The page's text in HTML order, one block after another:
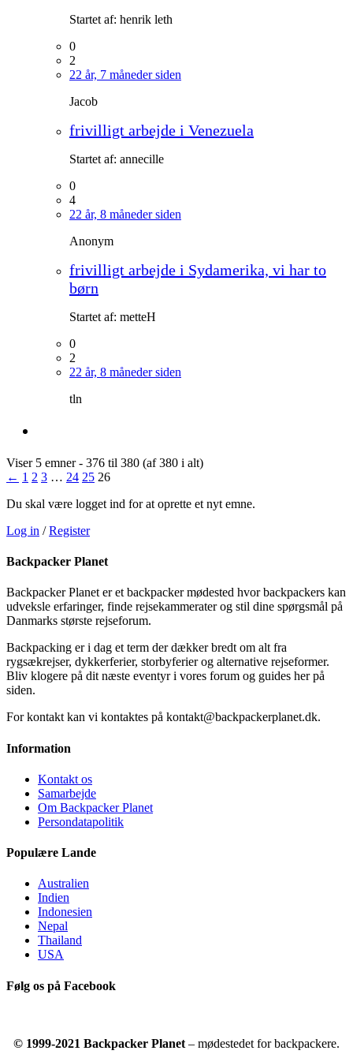
Startet af: henrik leth
0
2
22 år, 7 måneder siden
Jacob
frivilligt arbejde i Venezuela
Startet af: annecille
0
4
22 år, 8 måneder siden
Anonym
frivilligt arbejde i Sydamerika, vi har to
børn
Startet af: metteH
0
2
22 år, 8 måneder siden
tln
Viser 5 emner - 376 til 380 (af 380 i alt)
← 1 2 3 … 24 25 26
Du skal være logget ind for at oprette et nyt emne.
Log in /Register
Backpacker Planet
Backpacker Planet er et backpacker mødested hvor backpackers kan
udveksle erfaringer, finde rejsekammerater og stil dine spørgsmål på
Danmarks største rejseforum.
Backpacking er i dag et term der dækker bredt om alt fra
rygsækrejser, dykkerferier, storbyferier og alternative rejseformer.
Bliv klogere på dit næste eventyr i vores forum og guides her på
siden.
For kontakt kan vi kontaktes på kontakt@backpackerplanet.dk.
Information
Kontakt os
Samarbejde
Om Backpacker Planet
Persondatapolitik
Populære Lande
Australien
Indien
Indonesien
Nepal
Thailand
USA
Følg os på Facebook
© 1999-2021 Backpacker Planet – mødestedet for backpackere.